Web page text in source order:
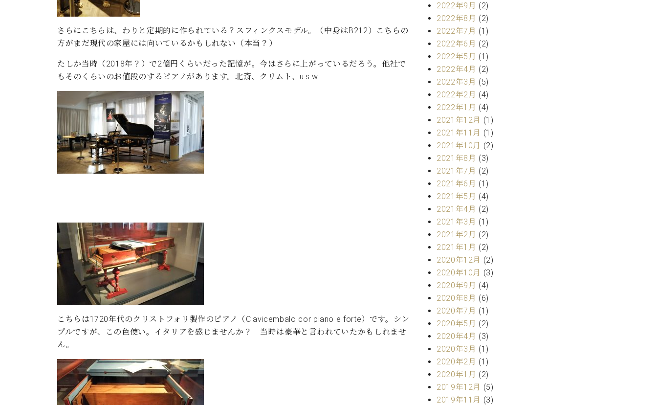
さらにこちらは、わりと定期的に作られている？スフィンクスモデル。（中身はB212）こちらの
方がまだ現代の家屋には向いているかもしれない（本当？）
たしか当時（2018年？）で2億円くらいだった記憶が。今はさらに上がっているだろう。他社で
もそのくらいのお値段のするピアノがあります。北斎、クリムト、u.s.w.
こちらは1720年代のクリストフォリ製作のピアノ（Clavicembalo cor piano e forte）です。シン
プルですが、この色使い。イタリアを感じませんか？ 当時は豪華と言われていたかもしれませ
ん。
2022年9月 (2)
2022年8月 (2)
2022年7月 (1)
2022年6月 (2)
2022年5月 (1)
2022年4月 (2)
2022年3月 (5)
2022年2月 (4)
2022年1月 (4)
2021年12月 (1)
2021年11月 (1)
2021年10月 (2)
2021年8月 (3)
2021年7月 (2)
2021年6月 (1)
2021年5月 (4)
2021年4月 (2)
2021年3月 (1)
2021年2月 (2)
2021年1月 (2)
2020年12月 (2)
2020年10月 (3)
2020年9月 (4)
2020年8月 (6)
2020年7月 (1)
2020年5月 (2)
2020年4月 (3)
2020年3月 (1)
2020年2月 (1)
2020年1月 (2)
2019年12月 (5)
2019年11月 (3)